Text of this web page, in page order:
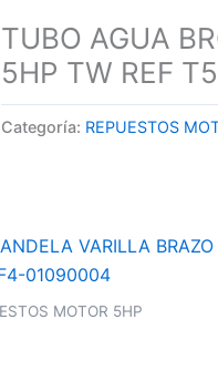
TUBO AGUA
5HP TW REF
Categoría: REPUESTOS
MOTOR 5HP